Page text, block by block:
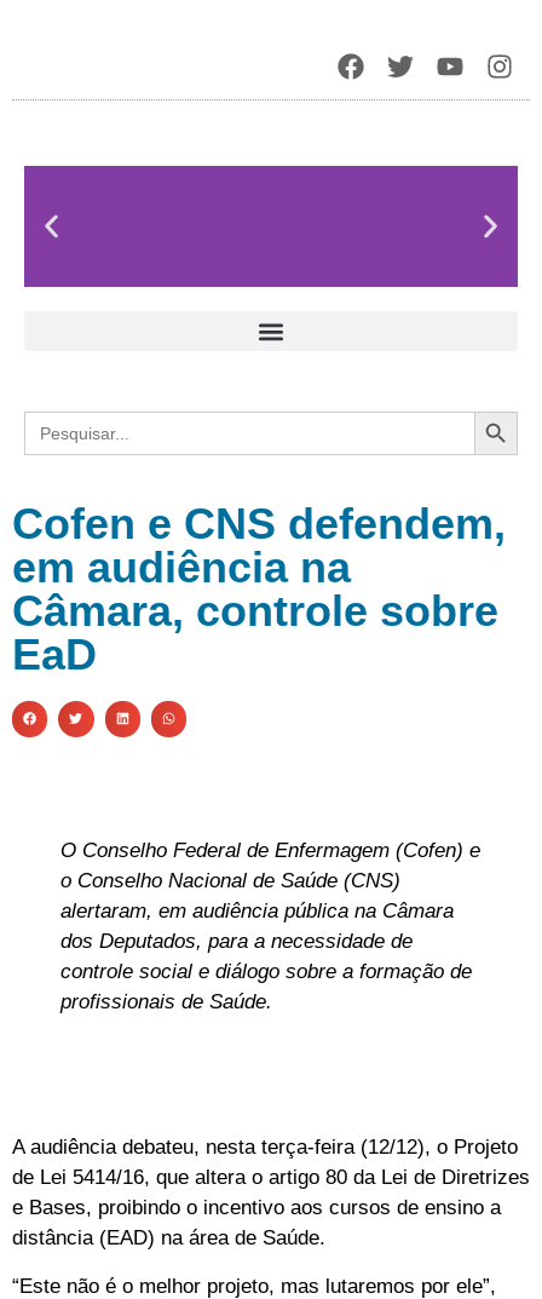
Search
for:
Cofen e CNS defendem,
em audiência na
Câmara, controle sobre
EaD
O Conselho Federal de Enfermagem (Cofen) e
o Conselho Nacional de Saúde (CNS)
alertaram, em audiência pública na Câmara
dos Deputados, para a necessidade de
controle social e diálogo sobre a formação de
profissionais de Saúde.
A audiência debateu, nesta terça-feira (12/12), o Projeto
de Lei 5414/16, que altera o artigo 80 da Lei de Diretrizes
e Bases, proibindo o incentivo aos cursos de ensino a
distância (EAD) na área de Saúde.
“Este não é o melhor projeto, mas lutaremos por ele”,